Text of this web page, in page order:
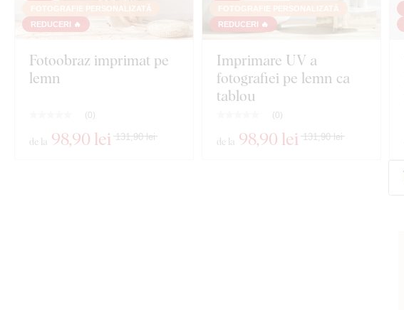
FOTOGRAFIE PERSONALIZATĂ
REDUCERI 🔥
Fotoobraz imprimat pe
lemn
(0)
de la 98,90 lei 131,90 lei
FOTOGRAFIE PERSONALIZATĂ
REDUCERI 🔥
Imprimare UV a
fotografiei pe lemn ca
tablou
(0)
de la 98,90 lei 131,90 lei